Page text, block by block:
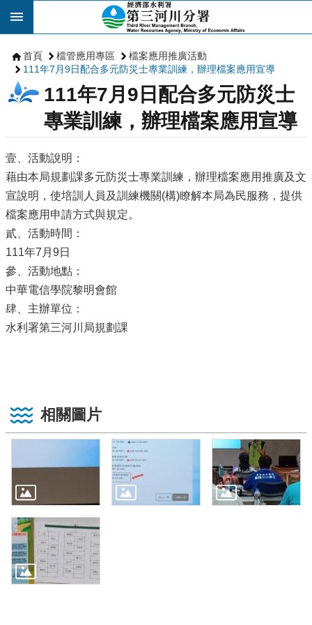
跳到主要內容區塊
首頁 檔管應用專區
檔案應用推廣活動
111年7月9日配合多元防災士專業訓練，辦理檔案應用宣導
111年7月9日配合多元防災士
專業訓練，辦理檔案應用宣導
壹、活動說明：
藉由本局規劃課多元防災士專業訓練，辦理檔案應用推廣及文
宣說明，使培訓人員及訓練機關(構)瞭解本局為民服務，提供
檔案應用申請方式與規定。
貳、活動時間：
111年7月9日
參、活動地點：
中華電信學院黎明會館
肆、主辦單位：
水利署第三河川局規劃課
相關圖片